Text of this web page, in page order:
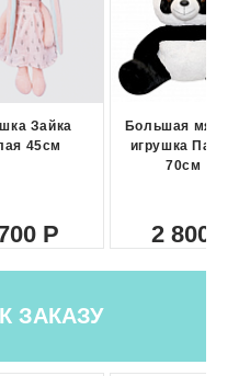
Зайка
45см
Большая
игрушка Панда
70см
2 800
ЗАКАЗУ